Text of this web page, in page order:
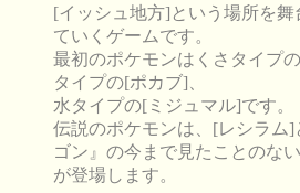
[イッシュ地方]という場所を
ていくゲームです。
最初のポケモンはくさタイプ
タイプの[ポカブ]、
水タイプの[ミジュマル]です。
伝説のポケモンは、[レシラム]
ゴン』の今まで見たことのな
が登場します。